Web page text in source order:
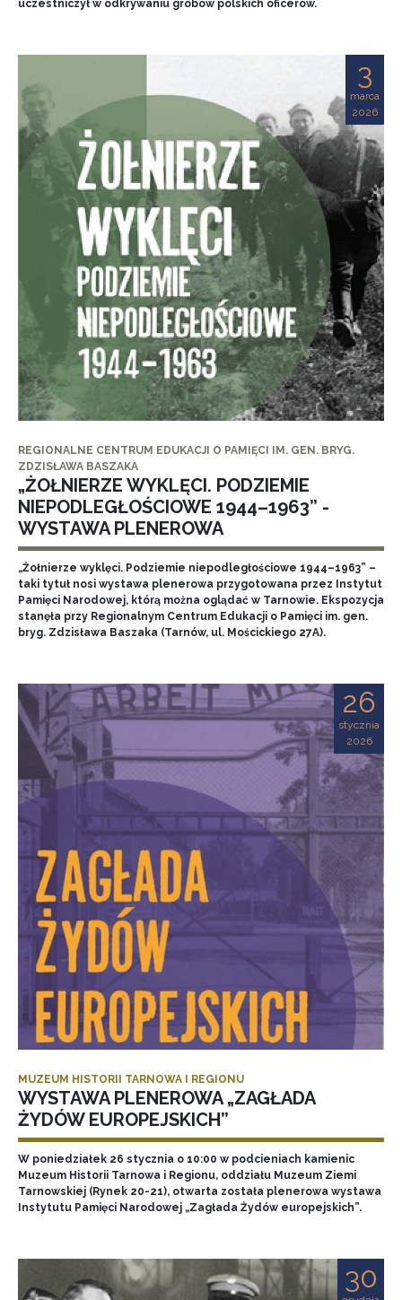
uczestniczył w odkrywaniu grobów polskich oficerów.
3
marca
2026
REGIONALNE CENTRUM EDUKACJI O PAMIĘCI IM. GEN. BRYG.
ZDZISŁAWA BASZAKA
„ŻOŁNIERZE WYKLĘCI. PODZIEMIE
NIEPODLEGŁOŚCIOWE 1944–1963” -
WYSTAWA PLENEROWA
„Żołnierze wyklęci. Podziemie niepodległościowe 1944–1963” –
taki tytuł nosi wystawa plenerowa przygotowana przez Instytut
Pamięci Narodowej, którą można oglądać w Tarnowie. Ekspozycja
stanęła przy Regionalnym Centrum Edukacji o Pamięci im. gen.
bryg. Zdzisława Baszaka (Tarnów, ul. Mościckiego 27A).
26
stycznia
2026
MUZEUM HISTORII TARNOWA I REGIONU
WYSTAWA PLENEROWA „ZAGŁADA
ŻYDÓW EUROPEJSKICH”
W poniedziałek 26 stycznia o 10:00 w podcieniach kamienic
Muzeum Historii Tarnowa i Regionu, oddziału Muzeum Ziemi
Tarnowskiej (Rynek 20-21), otwarta została plenerowa wystawa
Instytutu Pamięci Narodowej „Zagłada Żydów europejskich”.
30